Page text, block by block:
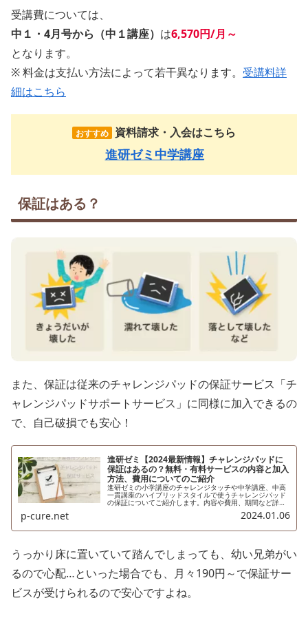
受講費については、
中１・4月号から（中１講座） は6,570円/月～
となります。
※ 料金は支払い方法によって若干異なります。 受講料詳
細はこちら
おすすめ 資料請求・入会はこちら
進研ゼミ中学講座
保証はある？
また、保証は従来のチャレンジパッドの保証サービス「チ
ャレンジパッドサポートサービス」に同様に加入できるの
で、自己破損でも安心！
進研ゼミ【2024最新情報】チャレンジパッドに
保証はあるの？無料・有料サービスの内容と加入
方法、費用についてのご紹介
進研ゼミの小学講座のチャレンジタッチや中学講座、中高
一貫講座のハイブリッドスタイルで使うチャレンジパッド
の保証についてご紹介します。内容や費用、期間など詳し
p-cure.net 2024.01.06
うっかり床に置いていて踏んでしまっても、幼い兄弟がい
るので心配…といった場合でも、月々190円～で保証サー
ビスが受けられるので安心ですよね。